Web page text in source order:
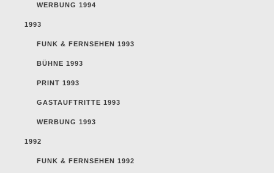
WERBUNG 1994
1993
FUNK & FERNSEHEN 1993
BÜHNE 1993
PRINT 1993
GASTAUFTRITTE 1993
WERBUNG 1993
1992
FUNK & FERNSEHEN 1992